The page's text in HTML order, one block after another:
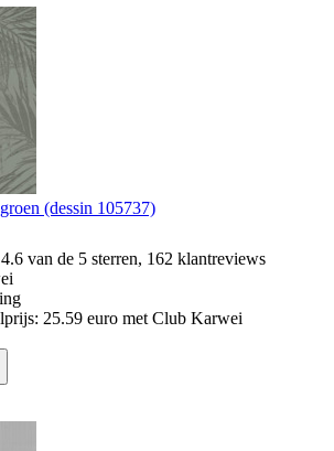
(dessin 105737)
van de 5 sterren, 162 klantreviews
25.59 euro met Club Karwei